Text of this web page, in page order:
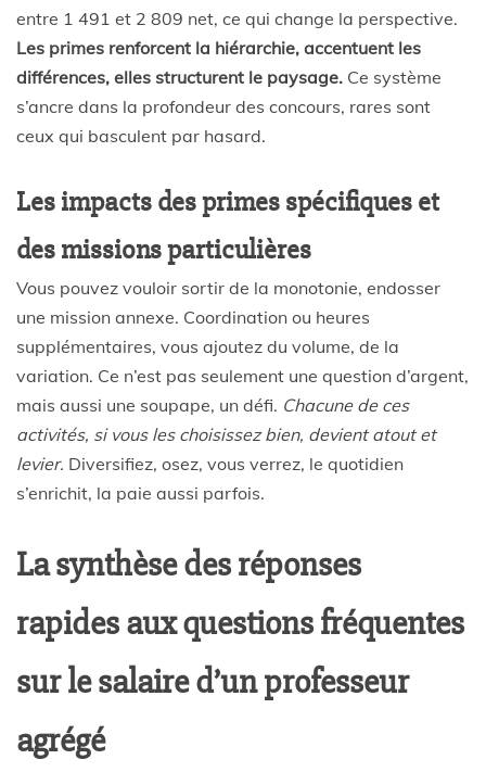
entre 1 491 et 2 809 net, ce qui change la perspective.
Les primes renforcent la hiérarchie, accentuent les
différences, elles structurent le paysage. Ce système
s’ancre dans la profondeur des concours, rares sont
ceux qui basculent par hasard.
Les impacts des primes spécifiques et
des missions particulières
Vous pouvez vouloir sortir de la monotonie, endosser
une mission annexe. Coordination ou heures
supplémentaires, vous ajoutez du volume, de la
variation. Ce n’est pas seulement une question d’argent,
mais aussi une soupape, un défi. Chacune de ces
activités, si vous les choisissez bien, devient atout et
levier. Diversifiez, osez, vous verrez, le quotidien
s’enrichit, la paie aussi parfois.
La synthèse des réponses
rapides aux questions fréquentes
sur le salaire d’un professeur
agrégé